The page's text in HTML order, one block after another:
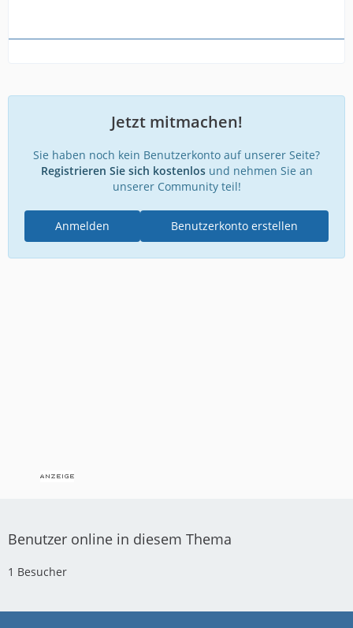
Jetzt mitmachen!
Sie haben noch kein Benutzerkonto auf unserer Seite?
Registrieren Sie sich kostenlosund nehmen Sie an
unserer Community teil!
Benutzerkonto erstellen
Anmelden
Benutzer online in diesem Thema
1 Besucher